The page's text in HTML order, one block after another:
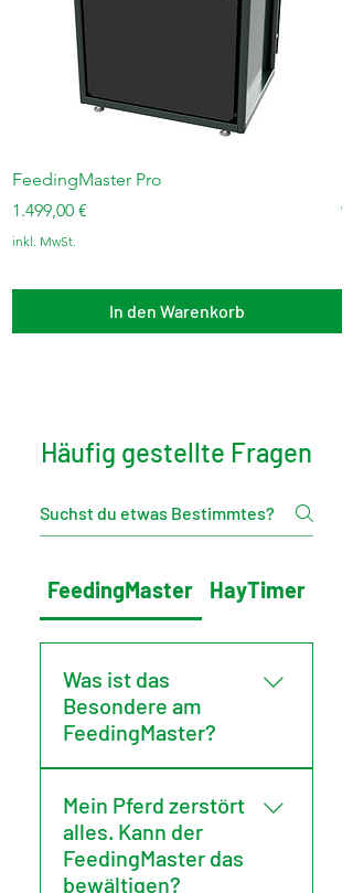
FeedingMaster Pro
Preis
1.499,00 €
inkl. MwSt.
In den Warenkorb
Häufig gestellte Fragen
FeedingMaster HayTimer
Was ist das
Besondere am
FeedingMaster?
ist das weltweit einzige
Fütterungssystem, das die
tägliche Heumenge Ihres
Pferdes in Hunderte kleiner
Mein Pferd zerstört
alles. Kann der
FeedingMaster das
bewältigen?